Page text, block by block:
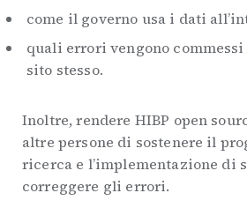
come il governo usa i dati
quali errori vengono
sito stesso.
Inoltre, rendere HIBP open
altre persone di sostenere il
ricerca e l’implementazione di
correggere gli errori.